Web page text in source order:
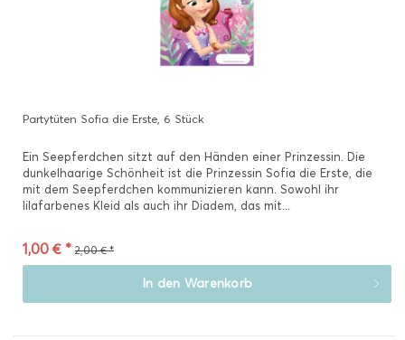
Partytüten Sofia die Erste, 6 Stück
Ein Seepferdchen sitzt auf den Händen einer Prinzessin. Die
dunkelhaarige Schönheit ist die Prinzessin Sofia die Erste, die
mit dem Seepferdchen kommunizieren kann. Sowohl ihr
lilafarbenes Kleid als auch ihr Diadem, das mit...
1,00 € * 2,00 € *
In den Warenkorb